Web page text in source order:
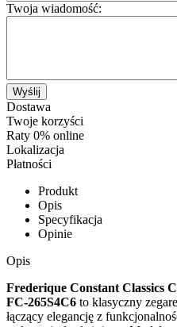
Twoja wiadomość:
Wyślij
Dostawa
Twoje korzyści
Raty 0% online
Lokalizacja
Płatności
Produkt
Opis
Specyfikacja
Opinie
Opis
Frederique Constant Classics
FC-265S4C6 to klasyczny
łączący elegancję z